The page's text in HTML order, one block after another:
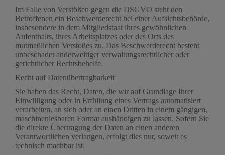
Im Falle von Verstößen gegen die DSGVO steht den
Betroffenen ein Beschwerderecht bei einer Aufsichtsbehörde,
insbesondere in dem Mitgliedstaat ihres gewöhnlichen
Aufenthalts, ihres Arbeitsplatzes oder des Orts des
mutmaßlichen Verstoßes zu. Das Beschwerderecht besteht
unbeschadet anderweitiger verwaltungsrechtlicher oder
gerichtlicher Rechtsbehelfe.
Recht auf Daten­übertrag­barkeit
Sie haben das Recht, Daten, die wir auf Grundlage Ihrer
Einwilligung oder in Erfüllung eines Vertrags automatisiert
verarbeiten, an sich oder an einen Dritten in einem gängigen,
maschinenlesbaren Format aushändigen zu lassen. Sofern Sie
die direkte Übertragung der Daten an einen anderen
Verantwortlichen verlangen, erfolgt dies nur, soweit es
technisch machbar ist.